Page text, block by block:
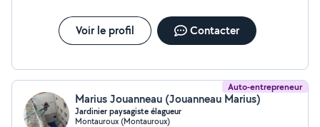
Voir le profil Contacter
Auto-entrepreneur
Marius Jouanneau (Jouanneau Marius)
Jardinier paysagiste élagueur
Montauroux (Montauroux)